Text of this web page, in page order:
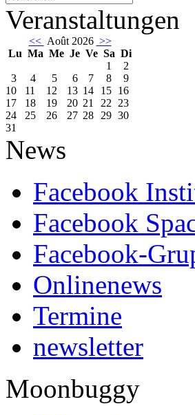
Veranstaltungen
<< Août 2026 >>
Lu Ma Me Je Ve Sa Di
1
2
3
4 5 6 7 8
9
10
11 12 13 14 15 16
17
18 19 20 21 22 23
24
25 26 27 28 29 30
31
News
Facebook
Facebook
Facebook-
Onlinenews
Termine
newsletter
Moonbuggy